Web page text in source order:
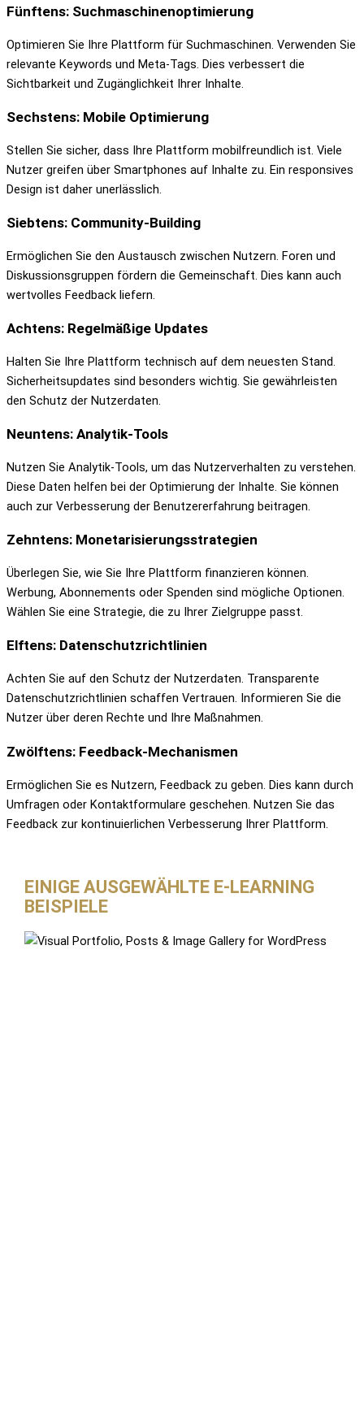
Fünftens: Suchmaschinenoptimierung
Optimieren Sie Ihre Plattform für Suchmaschinen. Verwenden Sie
relevante Keywords und Meta-Tags. Dies verbessert die
Sichtbarkeit und Zugänglichkeit Ihrer Inhalte.
Sechstens: Mobile Optimierung
Stellen Sie sicher, dass Ihre Plattform mobilfreundlich ist. Viele
Nutzer greifen über Smartphones auf Inhalte zu. Ein responsives
Design ist daher unerlässlich.
Siebtens: Community-Building
Ermöglichen Sie den Austausch zwischen Nutzern. Foren und
Diskussionsgruppen fördern die Gemeinschaft. Dies kann auch
wertvolles Feedback liefern.
Achtens: Regelmäßige Updates
Halten Sie Ihre Plattform technisch auf dem neuesten Stand.
Sicherheitsupdates sind besonders wichtig. Sie gewährleisten
den Schutz der Nutzerdaten.
Neuntens: Analytik-Tools
Nutzen Sie Analytik-Tools, um das Nutzerverhalten zu verstehen.
Diese Daten helfen bei der Optimierung der Inhalte. Sie können
auch zur Verbesserung der Benutzererfahrung beitragen.
Zehntens: Monetarisierungsstrategien
Überlegen Sie, wie Sie Ihre Plattform finanzieren können.
Werbung, Abonnements oder Spenden sind mögliche Optionen.
Wählen Sie eine Strategie, die zu Ihrer Zielgruppe passt.
Elftens: Datenschutzrichtlinien
Achten Sie auf den Schutz der Nutzerdaten. Transparente
Datenschutzrichtlinien schaffen Vertrauen. Informieren Sie die
Nutzer über deren Rechte und Ihre Maßnahmen.
Zwölftens: Feedback-Mechanismen
Ermöglichen Sie es Nutzern, Feedback zu geben. Dies kann durch
Umfragen oder Kontaktformulare geschehen. Nutzen Sie das
Feedback zur kontinuierlichen Verbesserung Ihrer Plattform.
EINIGE AUSGEWÄHLTE E-LEARNING
BEISPIELE